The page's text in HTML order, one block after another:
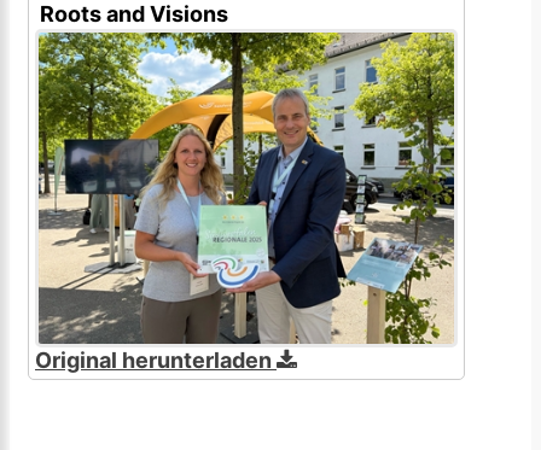
Roots and Visions
Original herunterladen